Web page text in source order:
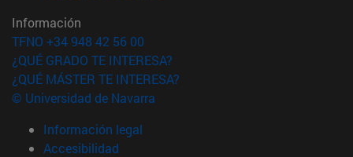
Información
TFNO +34 948 42 56 00
¿QUÉ GRADO TE INTERESA?
¿QUÉ MÁSTER TE INTERESA?
© Universidad de Navarra
Información legal
Accesibilidad